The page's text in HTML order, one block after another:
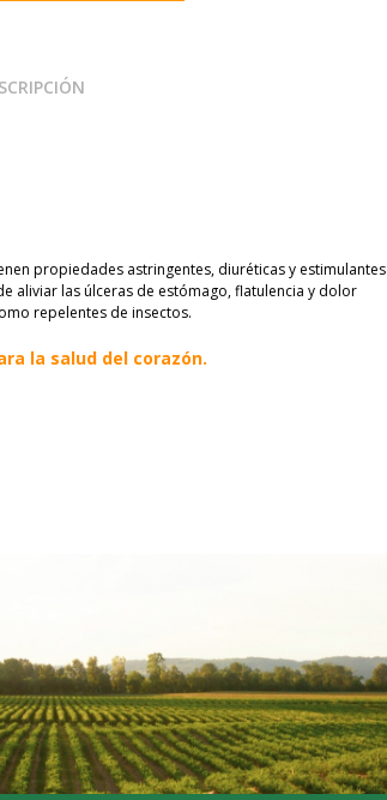
propiedades astringentes, diuréticas y estimulantes
aliviar las úlceras de estómago, flatulencia y dolor
repelentes de insectos.
la salud del corazón.